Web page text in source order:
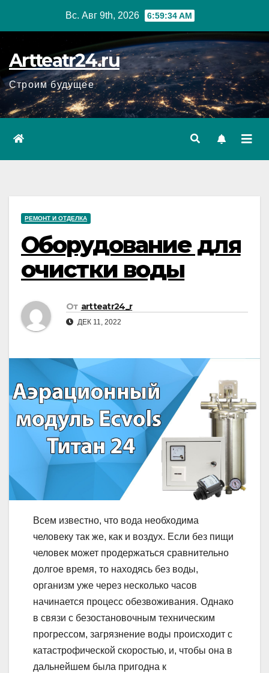
Вс. Авг 9th, 2026 6:59:35 AM
Artteatr24.ru
Строим будущее
РЕМОНТ И ОТДЕЛКА
Оборудование для
очистки воды
От artteatr24_r
ДЕК 11, 2022
Всем известно, что вода необходима
человеку так же, как и воздух. Если без пищи
человек может продержаться сравнительно
долгое время, то находясь без воды,
организм уже через несколько часов
начинается процесс обезвоживания. Однако
в связи с безостановочным техническим
прогрессом, загрязнение воды происходит с
катастрофической скоростью, и, чтобы она в
дальнейшем была пригодна к